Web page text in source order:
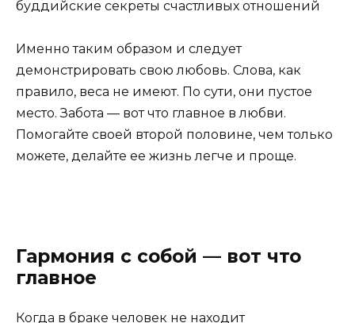
Именно таким образом и следует
демонстрировать свою любовь. Слова, как
правило, веса не имеют. По сути, они пустое
место. Забота — вот что главное в любви.
Помогайте своей второй половине, чем только
можете, делайте ее жизнь легче и проще.
Гармония с собой — вот что
главное
Когда в браке человек не находит